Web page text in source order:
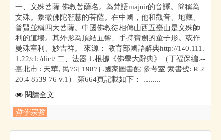
一、文殊菩薩 佛教菩薩名。為梵語majuir的音譯。簡稱為
文殊。象徵佛陀智慧的菩薩。在中國，他和觀音、地藏、
普賢並稱四大菩薩。中國佛教徒相傳山西五臺山是文殊師
利的道場。其外形為頂結五髻、手持寶劍的童子形。或作
曼殊室利、妙吉祥。 來源： 教育部國語辭典http://140.111.
1.22/clc/dict/ 二、法器 1.根據《佛學大辭典》（丁福保編.--
臺北市 : 天華, 民76[ 1987] .國家圖書館 參考室 索書號: R 2
20.4 8539 76 v.1） 第664頁記載如下： .........
閱讀全文
哲學宗教